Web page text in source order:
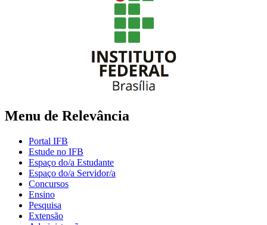
Menu de Relevância
Portal IFB
Estude no IFB
Espaço do/a Estudante
Espaço do/a Servidor/a
Concursos
Ensino
Pesquisa
Extensão